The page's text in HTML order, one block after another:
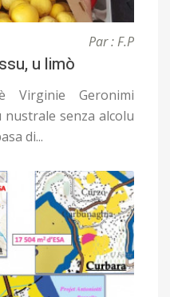
Par : F.P
u limò
Virginie Geronimi
senza alcolu
di...